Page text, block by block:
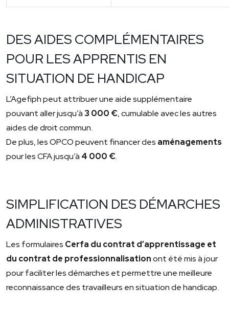
DES AIDES COMPLÉMENTAIRES
POUR LES APPRENTIS EN
SITUATION DE HANDICAP
L’Agefiph peut attribuer une aide supplémentaire
pouvant aller jusqu’à 3 000 €, cumulable avec les autres
aides de droit commun.
De plus, les OPCO peuvent financer des aménagements
pour les CFA jusqu’à 4 000 €.
SIMPLIFICATION DES DÉMARCHES
ADMINISTRATIVES
Les formulaires Cerfa du contrat d’apprentissage et
du contrat de professionnalisationont été mis à jour
pour faciliter les démarches et permettre une meilleure
reconnaissance des travailleurs en situation de handicap.